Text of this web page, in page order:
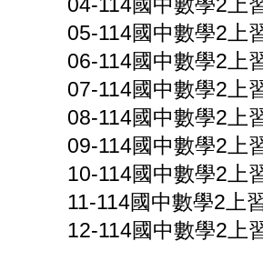
04-114國中數學2上
05-114國中數學2上
06-114國中數學2上
07-114國中數學2上
08-114國中數學2上
09-114國中數學2上
10-114國中數學2上
11-114國中數學2上
12-114國中數學2上